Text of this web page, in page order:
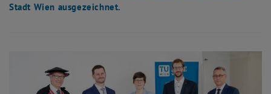
Stadt Wien ausgezeichnet.